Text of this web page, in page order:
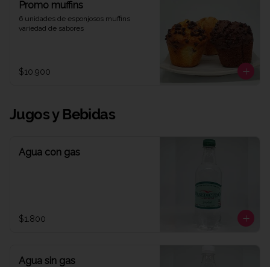
Promo muffins
6 unidades de esponjosos muffins
variedad de sabores
$10.900
Jugos y Bebidas
Agua con gas
$1.800
Agua sin gas